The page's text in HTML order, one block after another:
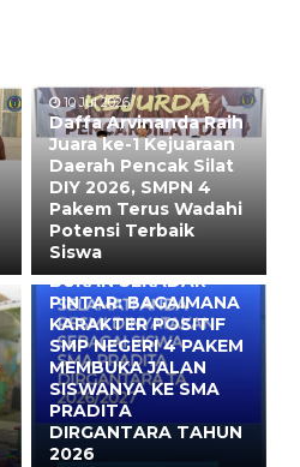
10 Jul 2026
Daffa Arvinanda Raih
Juara ke-1 Kejuaraan
Daerah Pencak Silat
DIY 2026, SMPN 4
Pakem Terus Wadahi
Potensi Terbaik
Siswa
10 Mei 2026
BUKAN SEKADAR
PINTAR: BAGAIMANA
KARAKTER POSITIF
SMP NEGERI 4 PAKEM
MEMBUKA JALAN
SISWANYA KE SMA
PRADITA
DIRGANTARA TAHUN
2026